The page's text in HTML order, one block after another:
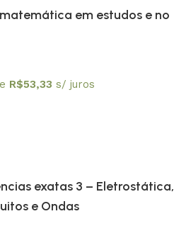
em estudos e no
R$53,33 s/ juros
exatas 3 – Eletrostática,
e Ondas